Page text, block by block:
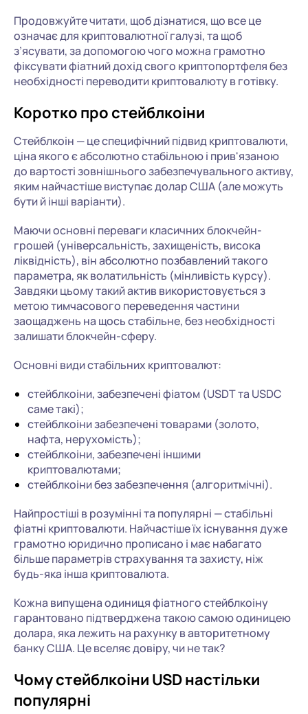
Продовжуйте читати, щоб дізнатися, що все це
означає для криптовалютної галузі, та щоб
з’ясувати, за допомогою чого можна грамотно
фіксувати фіатний дохід свого криптопортфеля без
необхідності переводити криптовалюту в готівку.
Коротко про стейблкоіни
Стейблкоін — це специфічний підвид криптовалюти,
ціна якого є абсолютно стабільною і прив'язаною
до вартості зовнішнього забезпечувального активу,
яким найчастіше виступає долар США (але можуть
бути й інші варіанти).
Маючи основні переваги класичних блокчейн-
грошей (універсальність, захищеність, висока
ліквідність), він абсолютно позбавлений такого
параметра, як волатильність (мінливість курсу).
Завдяки цьому такий актив використовується з
метою тимчасового переведення частини
заощаджень на щось стабільне, без необхідності
залишати блокчейн-сферу.
Основні види стабільних криптовалют:
стейблкоіни, забезпечені фіатом (USDT та USDC
саме такі);
стейблкоіни забезпечені товарами (золото,
нафта, нерухомість);
стейблкоіни, забезпечені іншими
криптовалютами;
стейблкоіни без забезпечення (алгоритмічні).
Найпростіші в розумінні та популярні — стабільні
фіатні криптовалюти. Найчастіше їх існування дуже
грамотно юридично прописано і має набагато
більше параметрів страхування та захисту, ніж
будь-яка інша криптовалюта.
Кожна випущена одиниця фіатного стейблкоіну
гарантовано підтверджена такою самою одиницею
долара, яка лежить на рахунку в авторитетному
банку США. Це вселяє довіру, чи не так?
Чому стейблкоіни USD настільки
популярні